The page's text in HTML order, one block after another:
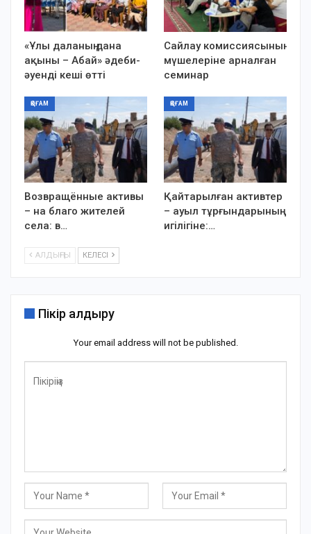
«Ұлы даланың дана
ақыны – Абай» әдеби-
әуенді кеші өтті
Сайлау комиссиясының
мүшелеріне арналған
семинар
ҚОҒАМ
Возвращённые активы
– на благо жителей
села: в…
ҚОҒАМ
Қайтарылған активтер
– ауыл тұрғындарының
игілігіне:…
АЛДЫҢҒЫ КЕЛЕСІ
Пікір қалдыру
Your email address will not be published.